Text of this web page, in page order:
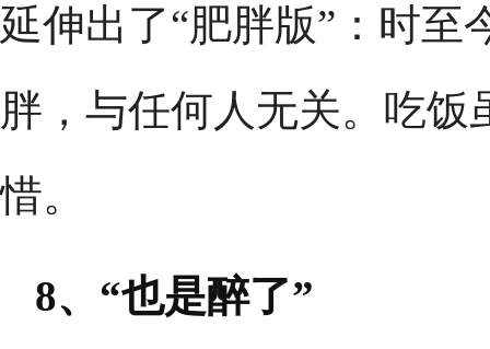
延伸出了“肥胖版”：时至
胖，与任何人无关。吃
惜。
8、“也是醉了”